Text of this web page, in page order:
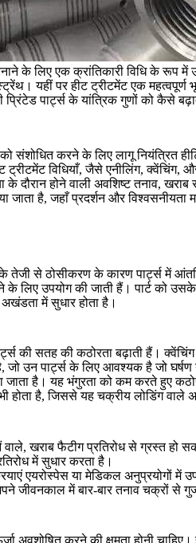
के लिए एक क्रांतिकारी विधि के रूप
यहीं परहीट ट्रीटमेंटएक महत्वपूर्ण
पार्ट्स के यांत्रिक गुणों को कैसे
संशोधित करने के लिए लागू नियंत्रित
ट्रीटमेंट विधियाँ, जैसेएनीलिंग,क्वेंचिंग,
के दौरान होने वाली अवशिष्ट
जाता है, जहाँ प्रदर्शन और विश्वसनीयता
के तेजी से ठोसीकरण के कारण पार्ट्स
लिए उपयोग की जाती हैं। पार्ट को
में सुधार होता है।
की सतह की कठोरता बढ़ाती हैं।
जो उन पार्ट्स के लिए आवश्यक है जो
जाता है। यह भंगुरता को कम करते हुए
है, जिससे यह चक्रीय लोडिंग वाले
वाले, खराब फैटीग प्रतिरोध से ग्रस्त
में सुधार करता है।
एयरोस्पेस या मेडिकल अनुप्रयोगों में
जीवनकाल में बार-बार तनाव चक्रों से
अवशोषित करने की क्षमता होनी चाहिए।